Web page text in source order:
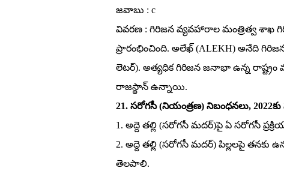
జవాబు : c
వివరణ : గిరిజన వ్యవహారాల మంత్రిత్వ శాఖ
ప్రారంభించింది. అలేఖ్‌ (ALEKH) అనేది
లెటర్‌). అత్యధిక గిరిజన జనాభా ఉన్న
రాజస్థాన్‌ ఉన్నాయి.
21. సరోగసీ (నియంత్రణ) నిబంధనలు,
1. అద్దె తల్లి (సరోగసీ మదర్‌)పై ఏ సరోగసీ
2. అద్దె తల్లి (సరోగసీ మదర్‌) పిల్లలపై
తెలపాలి.